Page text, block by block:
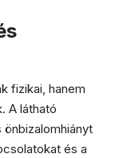
fizikai, hanem
A látható
és a